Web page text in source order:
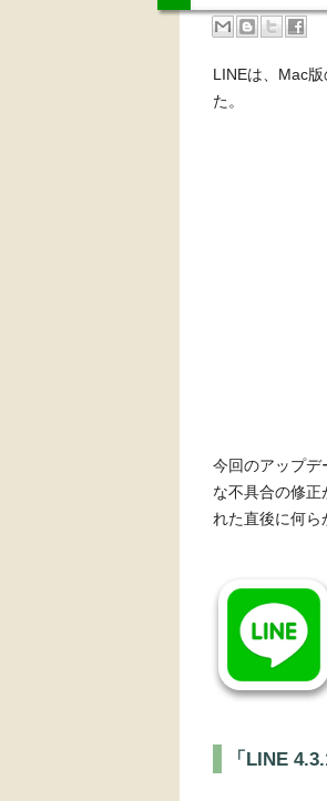
LINEは、Mac
た。
今回のアップデ
な不具合の修
れた直後に何ら
「LINE